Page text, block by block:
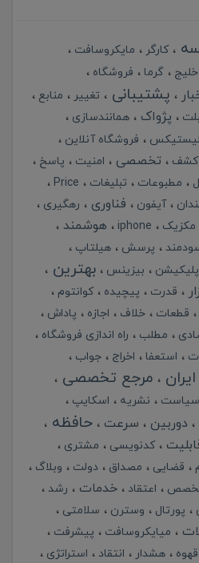
کارگر مایکروسافت
خلیج گرما فروشگاه
پشتیبانی تغییر
منابع
پژواک همانندسازی
فروشگاه آنلاین
کشف تخصصی امنیت
پاسخ
مطبوعات تبلیغات
Price
آیفون فناوری
رهگیری
مکزیک iphone هوشمند
پرسش
هیلتاپ
بیزینس بهترین
قدرت پیچیده
کوانتوم
قطعات خلاف اجازه
پاداش
مطلب
راه اندازی فروشگاه
استعفا اخراج
جواب
ایران مرجع تخصصی
سیاست نشریه
اسکایپ
دوربین سرعت حافظه
کدنویسی
مشتری
قضایی مصداق دولت
وبلاگ
اعتقاد خدمات
رشد
پورتال وسترن
سلامتی
میایکروسافت
پیشرفت
قهوه هشدار انتقاد استراتژی